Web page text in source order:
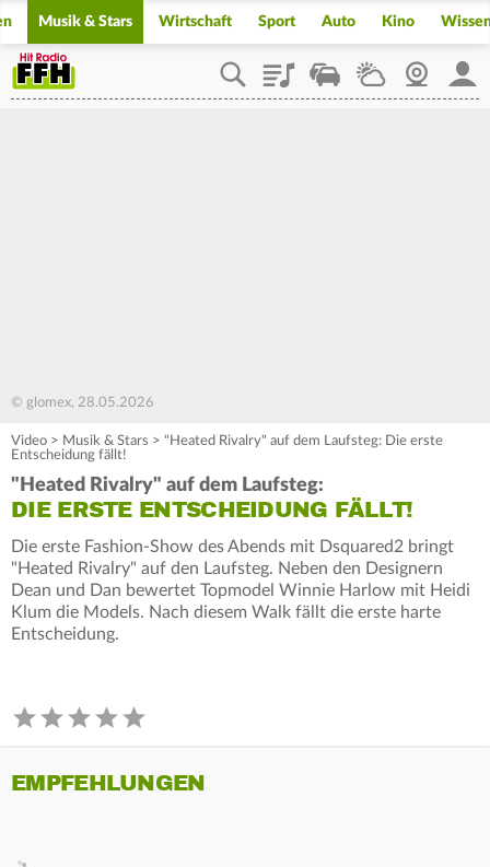
Musik & Stars Wirtschaft Sport Auto Kino
PlaylistStaupilotWetterWebcam
© glomex, 28.05.2026
Video > Musik & Stars > "Heated Rivalry" auf dem Laufsteg: Die erste
Entscheidung fällt!
"Heated Rivalry" auf dem Laufsteg:
DIE ERSTE ENTSCHEIDUNG FÄLLT!
Die erste Fashion-Show des Abends mit Dsquared2 bringt
"Heated Rivalry" auf den Laufsteg. Neben den Designern
Dean und Dan bewertet Topmodel Winnie Harlow mit Heidi
Klum die Models. Nach diesem Walk fällt die erste harte
Entscheidung.
EMPFEHLUNGEN